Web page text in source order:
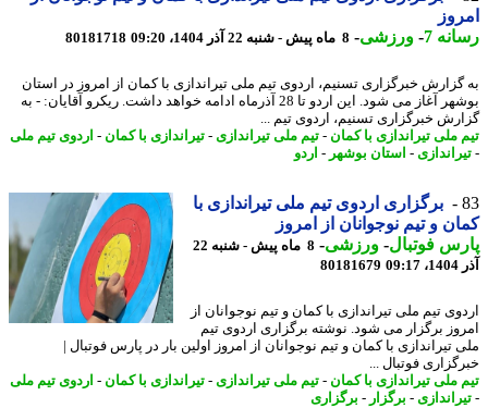
7
-ورزشی-8 ماه پیش - شنبه 22 آذر 1404، 09:20 80181718
خبرگزاری تسنیم، اردوی تیم ملی تیراندازی با کمان از امروز در استان
بوشهر آغاز می شود. این اردو تا 28 آذرماه ادامه خواهد داشت. ریکرو آقایان: - به
خبرگزاری تسنیم، اردوی تیم ...
ملی تیراندازی با کمان-تیم ملی تیراندازی- تیراندازی با کمان-اردوی تیم ملی
- استان بوشهر-اردو
برگزاری اردوی تیم ملی تیراندازی با
و تیم نوجوانان از امروز
فوتبال-ورزشی-
8 ماه پیش - شنبه 22
80181679
تیم ملی تیراندازی با کمان و تیم نوجوانان از
برگزار می شود. نوشته برگزاری اردوی تیم
تیراندازی با کمان و تیم نوجوانان از امروز اولین بار در پارس فوتبال |
فوتبال ...
ملی تیراندازی با کمان-تیم ملی تیراندازی- تیراندازی با کمان-اردوی تیم ملی
- برگزار - برگزاری